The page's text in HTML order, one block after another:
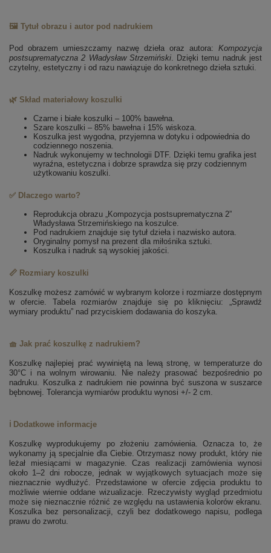
🖼️ Tytuł obrazu i autor pod nadrukiem
Pod obrazem umieszczamy nazwę dzieła oraz autora: Kompozycja
postsuprematyczna 2 Władysław Strzemiński. Dzięki temu nadruk jest
czytelny, estetyczny i od razu nawiązuje do konkretnego dzieła sztuki.
🌿 Skład materiałowy koszulki
Czarne i białe koszulki – 100% bawełna.
Szare koszulki – 85% bawełna i 15% wiskoza.
Koszulka jest wygodna, przyjemna w dotyku i odpowiednia do
codziennego noszenia.
Nadruk wykonujemy w technologii DTF. Dzięki temu grafika jest
wyraźna, estetyczna i dobrze sprawdza się przy codziennym
użytkowaniu koszulki.
✅ Dlaczego warto?
Reprodukcja obrazu „Kompozycja postsuprematyczna 2”
Władysława Strzemińskiego na koszulce.
Pod nadrukiem znajduje się tytuł dzieła i nazwisko autora.
Oryginalny pomysł na prezent dla miłośnika sztuki.
Koszulka i nadruk są wysokiej jakości.
📏 Rozmiary koszulki
Koszulkę możesz zamówić w wybranym kolorze i rozmiarze dostępnym
w ofercie. Tabela rozmiarów znajduje się po kliknięciu: „Sprawdź
wymiary produktu” nad przyciskiem dodawania do koszyka.
🧺 Jak prać koszulkę z nadrukiem?
Koszulkę najlepiej prać wywiniętą na lewą stronę, w temperaturze do
30°C i na wolnym wirowaniu. Nie należy prasować bezpośrednio po
nadruku. Koszulka z nadrukiem nie powinna być suszona w suszarce
bębnowej. Tolerancja wymiarów produktu wynosi +/- 2 cm.
ℹ️ Dodatkowe informacje
Koszulkę wyprodukujemy po złożeniu zamówienia. Oznacza to, że
wykonamy ją specjalnie dla Ciebie. Otrzymasz nowy produkt, który nie
leżał miesiącami w magazynie. Czas realizacji zamówienia wynosi
około 1–2 dni robocze, jednak w wyjątkowych sytuacjach może się
nieznacznie wydłużyć. Przedstawione w ofercie zdjęcia produktu to
możliwie wiernie oddane wizualizacje. Rzeczywisty wygląd przedmiotu
może się nieznacznie różnić ze względu na ustawienia kolorów ekranu.
Koszulka bez personalizacji, czyli bez dodatkowego napisu, podlega
prawu do zwrotu.